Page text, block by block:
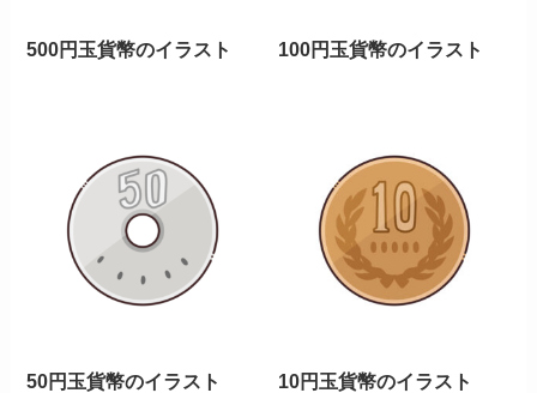
500円玉貨幣のイラスト 100円玉貨幣のイラスト
50円玉貨幣のイラスト 10円玉貨幣のイラスト